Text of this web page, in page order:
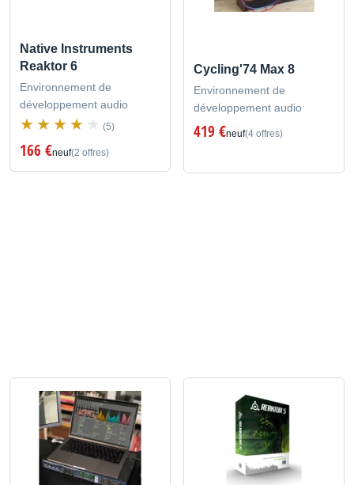
Native Instruments
Reaktor 6
Environnement de
développement audio
(5)
166 €neuf(2 offres)
Cycling'74 Max 8
Environnement de
développement audio
419 €neuf(4 offres)